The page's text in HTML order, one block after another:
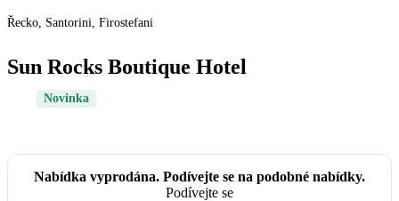
Řecko, Santorini, Firostefani
Sun Rocks Boutique Hotel
Novinka
Nabídka vyprodána. Podívejte se na podobné nabídky.
Podívejte se